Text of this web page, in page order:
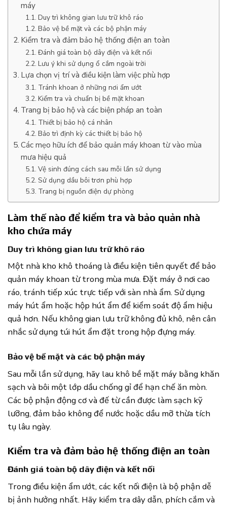
máy
Duy trì không gian lưu trữ khô ráo
Bảo vệ bề mặt và các bộ phận máy
Kiểm tra và đảm bảo hệ thống điện an toàn
Đánh giá toàn bộ dây điện và kết nối
Lưu ý khi sử dụng ổ cắm ngoài trời
Lựa chọn vị trí và điều kiện làm việc phù hợp
Tránh khoan ở những nơi ẩm ướt
Kiểm tra và chuẩn bị bề mặt khoan
Trang bị bảo hộ và các biện pháp an toàn
Thiết bị bảo hộ cá nhân
Bảo trì định kỳ các thiết bị bảo hộ
Các mẹo hữu ích để bảo quản máy khoan từ vào mùa
mưa hiệu quả
Vệ sinh đúng cách sau mỗi lần sử dụng
Sử dụng dầu bôi trơn phù hợp
Trang bị nguồn điện dự phòng
Làm thế nào để kiểm tra và bảo quản nhà
kho chứa máy
Duy trì không gian lưu trữ khô ráo
Một nhà kho khô thoáng là điều kiện tiên quyết để bảo
quản máy khoan từ trong mùa mưa. Đặt máy ở nơi cao
ráo, tránh tiếp xúc trực tiếp với sàn nhà ẩm. Sử dụng
máy hút ẩm hoặc hộp hút ẩm để kiểm soát độ ẩm hiệu
quả hơn. Nếu không gian lưu trữ không đủ khô, nên cân
nhắc sử dụng túi hút ẩm đặt trong hộp đựng máy.
Bảo vệ bề mặt và các bộ phận máy
Sau mỗi lần sử dụng, hãy lau khô bề mặt máy bằng khăn
sạch và bôi một lớp dầu chống gỉ để hạn chế ăn mòn.
Các bộ phận động cơ và đế từ cần được làm sạch kỹ
lưỡng, đảm bảo không để nước hoặc dầu mỡ thừa tích
tụ lâu ngày.
Kiểm tra và đảm bảo hệ thống điện an toàn
Đánh giá toàn bộ dây điện và kết nối
Trong điều kiện ẩm ướt, các kết nối điện là bộ phận dễ
bị ảnh hưởng nhất. Hãy kiểm tra dây dẫn, phích cắm và